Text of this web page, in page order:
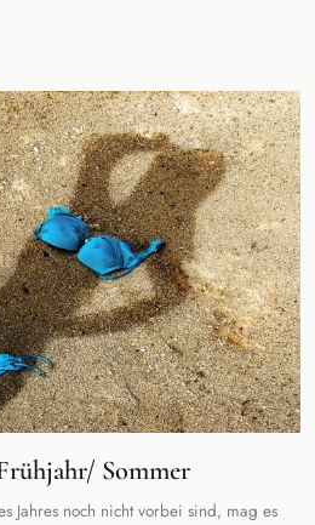
Sommer
Jahres noch nicht vorbei sind, mag es